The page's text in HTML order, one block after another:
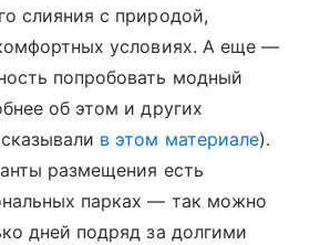
слияния с природой,
условиях. А еще —
попробовать модный
об этом и других
в этом материале).
размещения есть
парках — так можно
дней подряд за долгими